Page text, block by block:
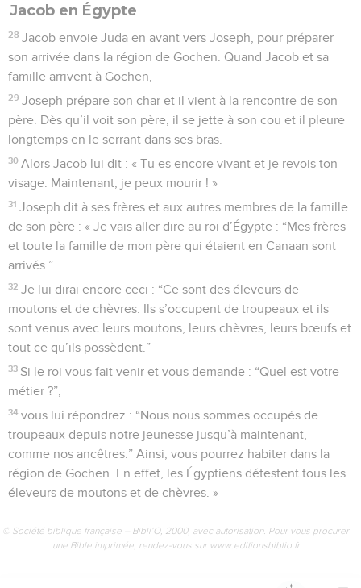
Jacob en Égypte
28 Jacob envoie Juda en avant vers Joseph, pour préparer
son arrivée dans la région de Gochen. Quand Jacob et sa
famille arrivent à Gochen,
29 Joseph prépare son char et il vient à la rencontre de son
père. Dès qu’il voit son père, il se jette à son cou et il pleure
longtemps en le serrant dans ses bras.
30 Alors Jacob lui dit : « Tu es encore vivant et je revois ton
visage. Maintenant, je peux mourir ! »
31 Joseph dit à ses frères et aux autres membres de la famille
de son père : « Je vais aller dire au roi d’Égypte : “Mes frères
et toute la famille de mon père qui étaient en Canaan sont
arrivés.”
32 Je lui dirai encore ceci : “Ce sont des éleveurs de
moutons et de chèvres. Ils s’occupent de troupeaux et ils
sont venus avec leurs moutons, leurs chèvres, leurs bœufs et
tout ce qu’ils possèdent.”
33 Si le roi vous fait venir et vous demande : “Quel est votre
métier ?”,
34 vous lui répondrez : “Nous nous sommes occupés de
troupeaux depuis notre jeunesse jusqu’à maintenant,
comme nos ancêtres.” Ainsi, vous pourrez habiter dans la
région de Gochen. En effet, les Égyptiens détestent tous les
éleveurs de moutons et de chèvres. »
© Société biblique française – Bibli’O, 2000, avec autorisation. Pour vous procurer
une Bible imprimée, rendez-vous sur www.editionsbiblio.fr